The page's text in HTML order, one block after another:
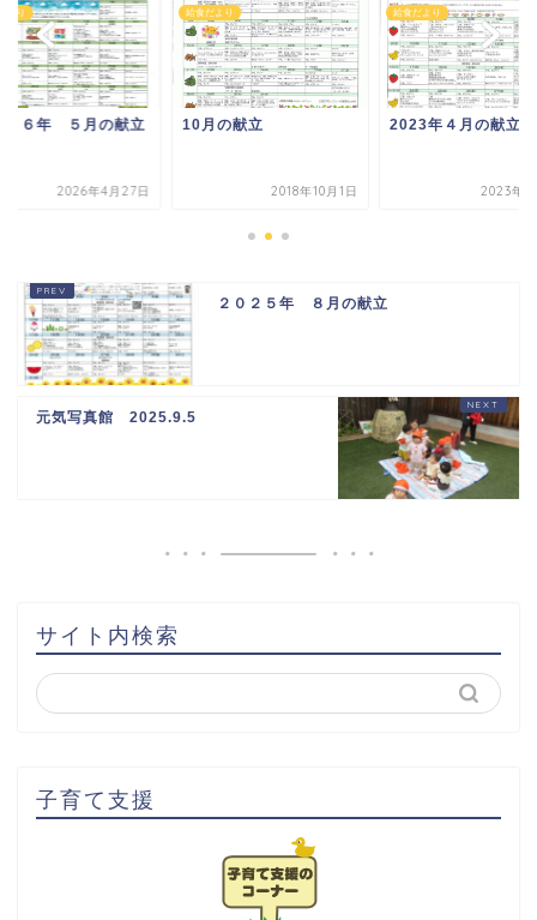
より
２６年 ５月の献立
2026年4月27日
給食だより
10月の献立
2018年10月1日
給食だより
2023年４月の献立
2023年4
２０２５年 ８月の献立
元気写真館 2025.9.5
サイト内検索
子育て支援